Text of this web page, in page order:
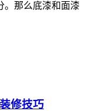
。那么底漆和面漆
修技巧